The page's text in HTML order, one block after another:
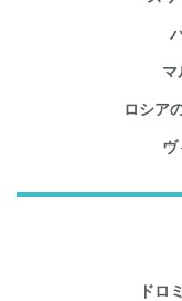
マ
ロシア
ヴ
ドロ